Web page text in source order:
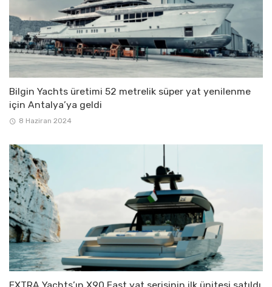
Bilgin Yachts üretimi 52 metrelik süper yat yenilenme
için Antalya’ya geldi
8 Haziran 2024